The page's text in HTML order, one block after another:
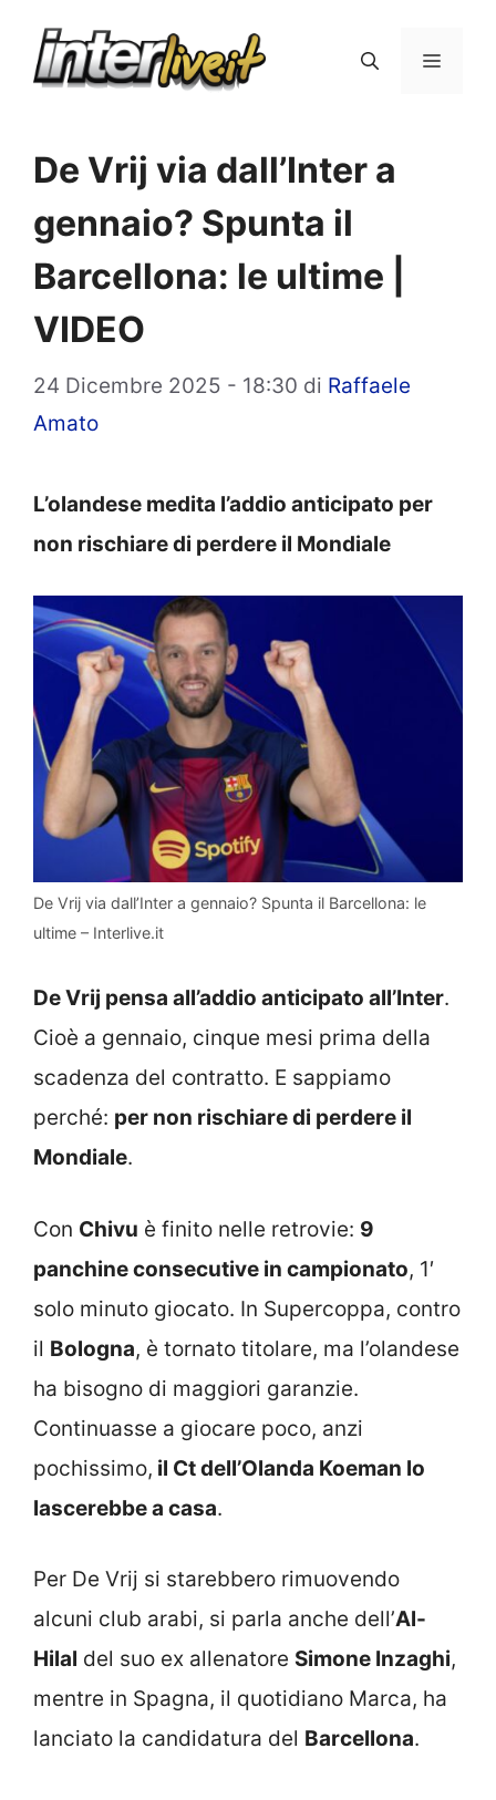
Menu
De Vrij via dall’Inter a
gennaio? Spunta il
Barcellona: le ultime |
VIDEO
24 Dicembre 2025 - 18:30 di Raffaele
Amato
L’olandese medita l’addio anticipato per
non rischiare di perdere il Mondiale
De Vrij via dall’Inter a gennaio? Spunta il Barcellona: le
ultime – Interlive.it
De Vrij pensa all’addio anticipato all’Inter.
Cioè a gennaio, cinque mesi prima della
scadenza del contratto. E sappiamo
perché: per non rischiare di perdere il
Mondiale.
Con Chivu è finito nelle retrovie: 9
panchine consecutive in campionato, 1′
solo minuto giocato. In Supercoppa, contro
il Bologna, è tornato titolare, ma l’olandese
ha bisogno di maggiori garanzie.
Continuasse a giocare poco, anzi
pochissimo, il Ct dell’Olanda Koeman lo
lascerebbe a casa.
Per De Vrij si starebbero rimuovendo
alcuni club arabi, si parla anche dell’Al-
Hilal del suo ex allenatore Simone Inzaghi,
mentre in Spagna, il quotidiano Marca, ha
lanciato la candidatura del Barcellona.